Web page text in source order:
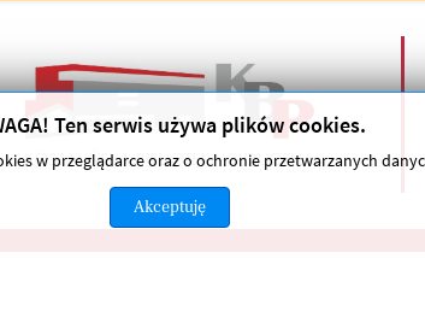
Ten serwis używa plików cookies.
w przeglądarce oraz o ochronie przetwarzanych
Akceptuję